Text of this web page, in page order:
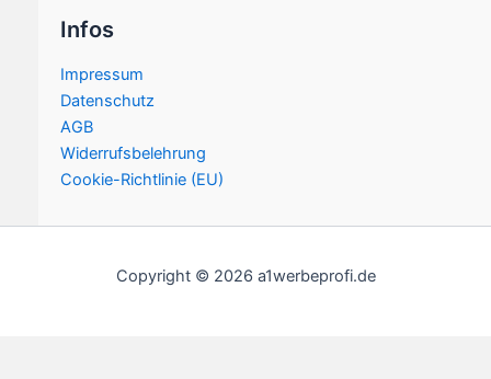
Infos
Impressum
Datenschutz
AGB
Widerrufsbelehrung
Cookie-Richtlinie (EU)
Copyright © 2026 a1werbeprofi.de